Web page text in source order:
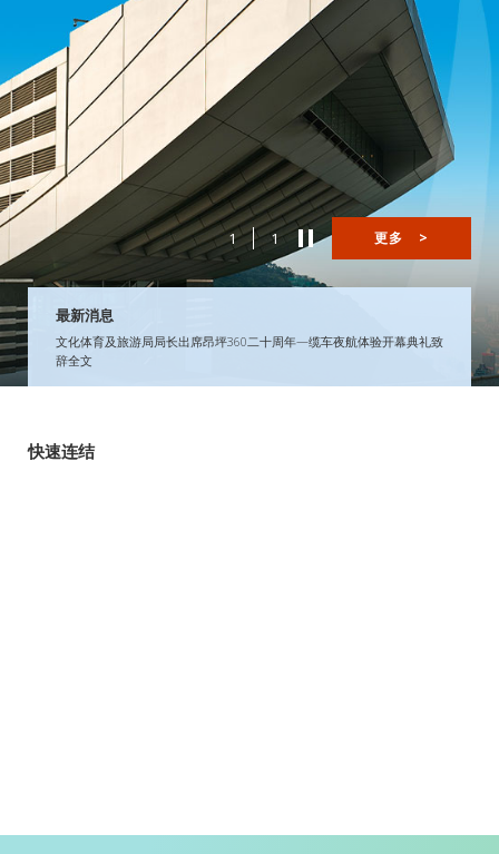
1 1 更多 >
最新消息
文化体育及旅游局局长出席昂坪360二十周年—缆车夜航体验开幕典礼致
辞全文
快速连结